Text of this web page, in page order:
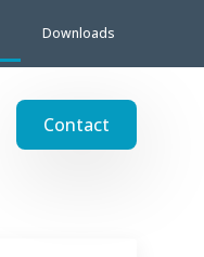
Downloads
Contact